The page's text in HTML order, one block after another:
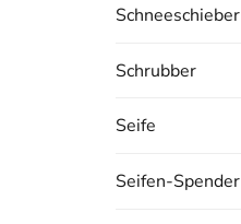
Schneeschieber
Schrubber
Seife
Seifen-Spender